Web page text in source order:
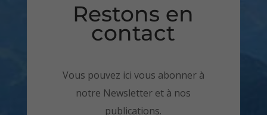
Restons en
contact
Vous pouvez ici vous abonner à
notre Newsletter et à nos
publications.